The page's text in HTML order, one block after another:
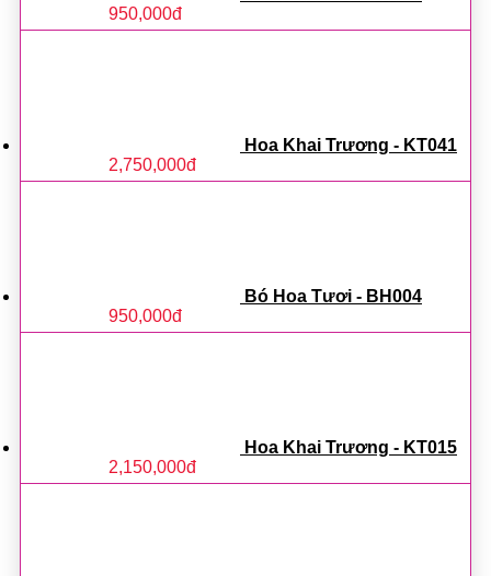
950,000đ
Hoa Khai Trương - KT041
2,750,000đ
Bó Hoa Tươi - BH004
950,000đ
Hoa Khai Trương - KT015
2,150,000đ